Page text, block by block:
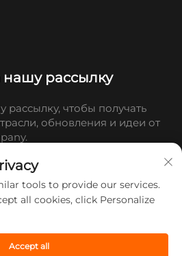
нашу рассылку
чтобы получать
обновления и идеи от
tools to provide our services.
all cookies, click Personalize
Accept all